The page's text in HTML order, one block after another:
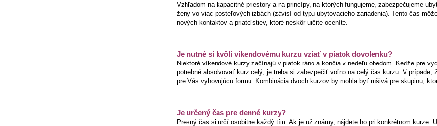
Vzhľadom na kapacitné priestory a na princípy, na ktorých fungujeme, zabezpečujeme
ženy vo viac-posteľových izbách (závisí od typu ubytovacieho zariadenia). Tento čas
nových kontaktov a priateľstiev, ktoré neskôr určite oceníte.
Je nutné si kvôli víkendovému kurzu vziať v piatok dovolenku?
Niektoré víkendové kurzy začínajú v piatok ráno a končia v nedeľu obedom. Keďže pre
potrebné absolvovať kurz celý, je treba si zabezpečiť voľno na celý čas kurzu. V prípade,
pre Vás vyhovujúcu formu. Kombinácia dvoch kurzov by mohla byť rušivá pre skupinu,
Je určený čas pre denné kurzy?
Presný čas si určí osobitne každý tím. Ak je už známy, nájdete ho pri konkrétnom kurze.